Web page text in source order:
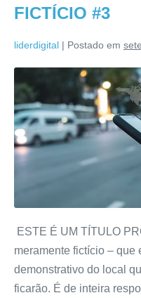
FICTÍCIO #3
liderdigital | Postado em
ESTE É UM TÍTULO
meramente fictício – que
demonstrativo do local
ficarão. É de inteira